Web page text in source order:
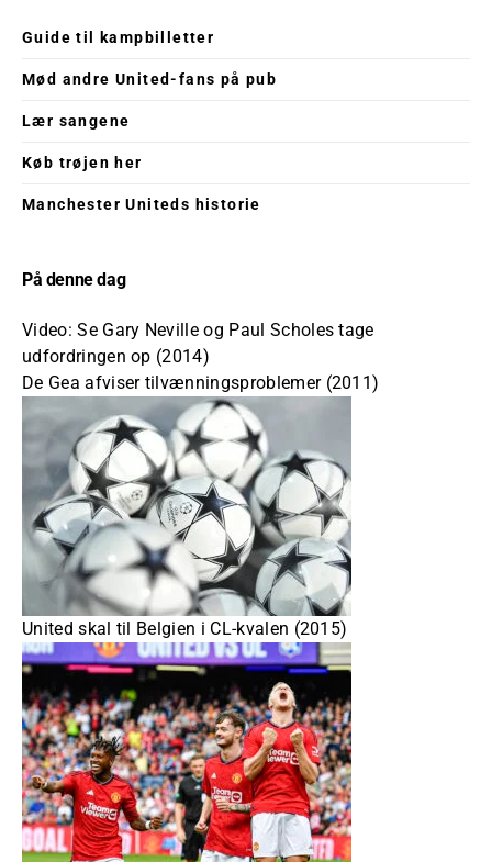
Guide til kampbilletter
Mød andre United-fans på pub
Lær sangene
Køb trøjen her
Manchester Uniteds historie
På denne dag
Video: Se Gary Neville og Paul Scholes tage
udfordringen op (2014)
De Gea afviser tilvænningsproblemer (2011)
United skal til Belgien i CL-kvalen (2015)